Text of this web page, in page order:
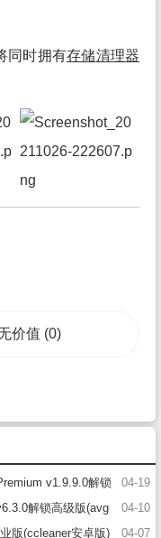
同时拥有存储清理器
价值 (0)
04-19
v1.9.9.0解锁
04-10
解锁高级版(avg
04-07
版(ccleaner安卓版)